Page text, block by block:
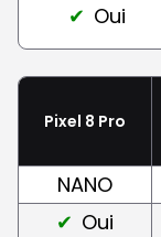
Oui
Pixel 8 Pro
NANO
Oui